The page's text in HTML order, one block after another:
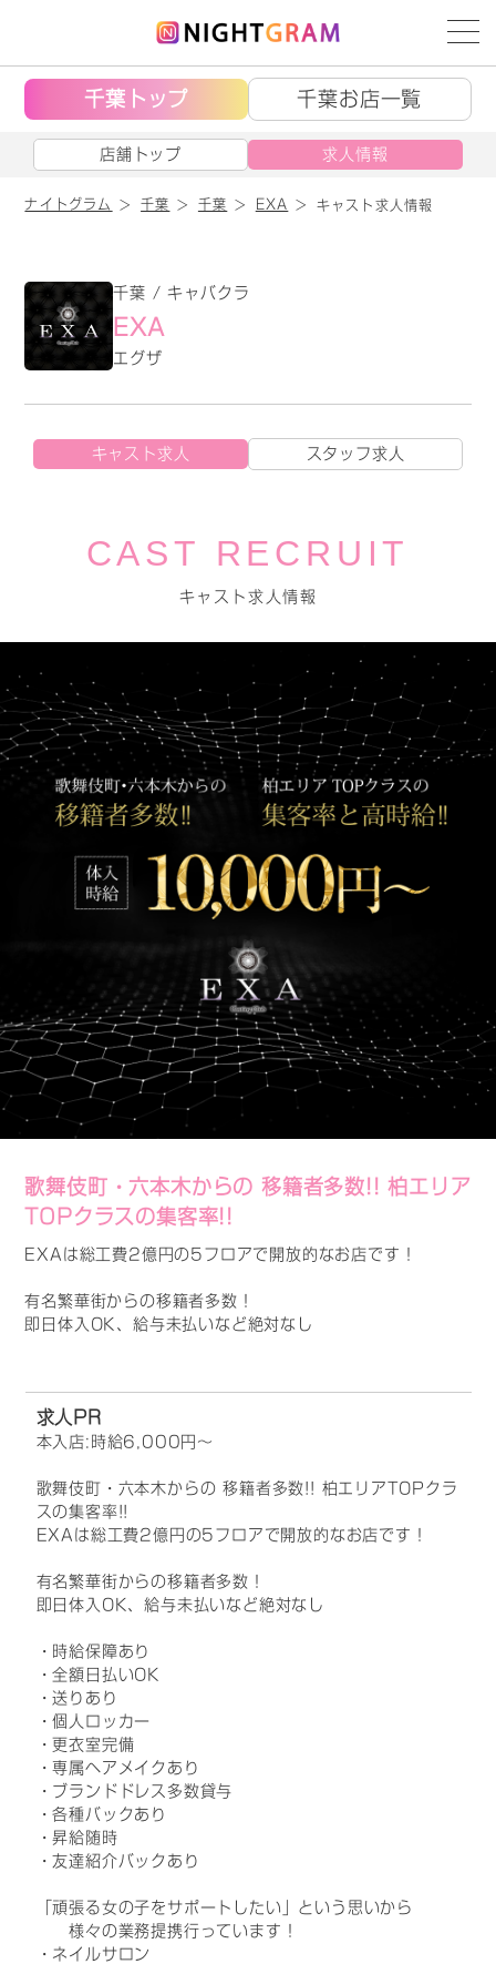
千葉トップ 千葉お店一覧
店舗トップ 求人情報
ナイトグラム 千葉 千葉 EXA キャスト求人情報
千葉 / キャバクラ
EXA
エグザ
キャスト求人 スタッフ求人
CAST RECRUIT
キャスト求人情報
歌舞伎町・六本木からの 移籍者多数!! 柏エリア
TOPクラスの集客率!!
EXAは総工費2億円の5フロアで開放的なお店です！
有名繁華街からの移籍者多数！
即日体入OK、給与未払いなど絶対なし
求人PR
本入店:時給6,000円～
歌舞伎町・六本木からの 移籍者多数!! 柏エリアTOPクラ
スの集客率!!
EXAは総工費2億円の5フロアで開放的なお店です！
有名繁華街からの移籍者多数！
即日体入OK、給与未払いなど絶対なし
・時給保障あり
・全額日払いOK
・送りあり
・個人ロッカー
・更衣室完備
・専属ヘアメイクあり
・ブランドドレス多数貸与
・各種バックあり
・昇給随時
・友達紹介バックあり
「頑張る女の子をサポートしたい」という思いから
様々の業務提携行っています！
・ネイルサロン